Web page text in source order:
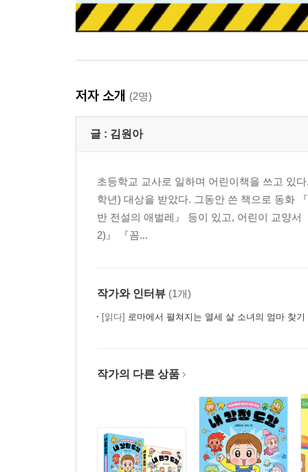
저자 소개 (2명)
글 : 김원아
초등학교 교사로 일하며 어린이책을 쓰고 있
학년) 대상을 받았다. 그동안 쓴 책으로 동화
반 전설의 애벌레』 등이 있고, 어린이 교양
2)』 『꼼...
작가와 인터뷰 (1개)
[읽다] 로마에서 펼쳐지는 열세 살 소녀의 엄마 찾기
작가의 다른 상품